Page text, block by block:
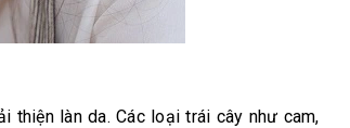
thiện làn da. Các loại trái cây như cam,